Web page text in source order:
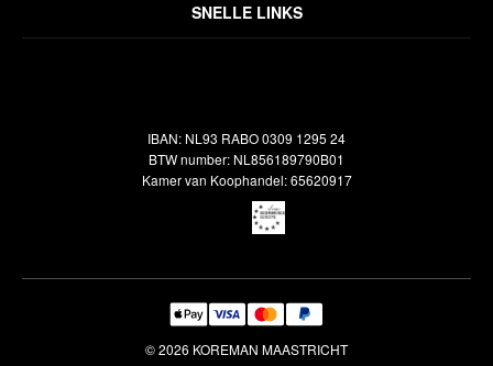
SNELLE LINKS
Inspiratie
Veelgestelde vragen
Verzendbeleid
IBAN: NL93 RABO 0309 1295 24
BTW number: NL856189790B01
Kamer van Koophandel: 65620917
© 2026 KOREMAN MAASTRICHT